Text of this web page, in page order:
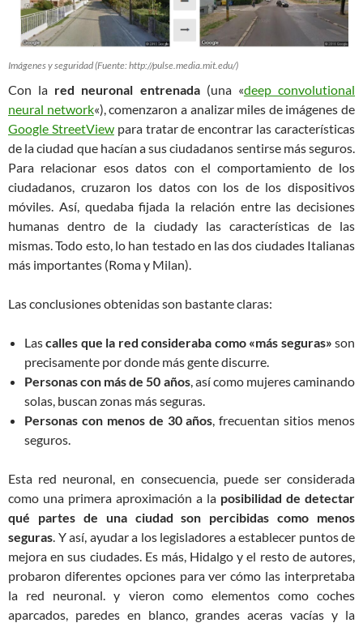
Imágenes y seguridad (Fuente: http://pulse.media.mit.edu/)
Con la red neuronal entrenada(una «deep convolutional
neural network«), comenzaron a analizar miles de imágenes de
Google StreetViewpara tratar de encontrar las características
de la ciudad que hacían a sus ciudadanos sentirse más seguros.
Para relacionar esos datos con el comportamiento de los
ciudadanos, cruzaron los datos con los de los dispositivos
móviles. Así, quedaba fijada la relación entre las decisiones
humanas dentro de la ciudady las características de las
mismas. Todo esto, lo han testado en las dos ciudades Italianas
más importantes (Roma y Milan).
Las conclusiones obtenidas son bastante claras:
Lascalles que la red consideraba como «más seguras» son
precisamente por donde más gente discurre.
Personas con más de 50 años, así como mujeres caminando
solas, buscan zonas más seguras.
Personas con menos de 30 años, frecuentan sitios menos
seguros.
Esta red neuronal, en consecuencia, puede ser considerada
como una primera aproximación a la posibilidad de detectar
qué partes de una ciudad son percibidas como menos
seguras. Y así, ayudar a los legisladores a establecer puntos de
mejora en sus ciudades. Es más, Hidalgo y el resto de autores,
probaron diferentes opciones para ver cómo las interpretaba
la red neuronal. y vieron como elementos como coches
aparcados, paredes en blanco, grandes aceras vacías y la